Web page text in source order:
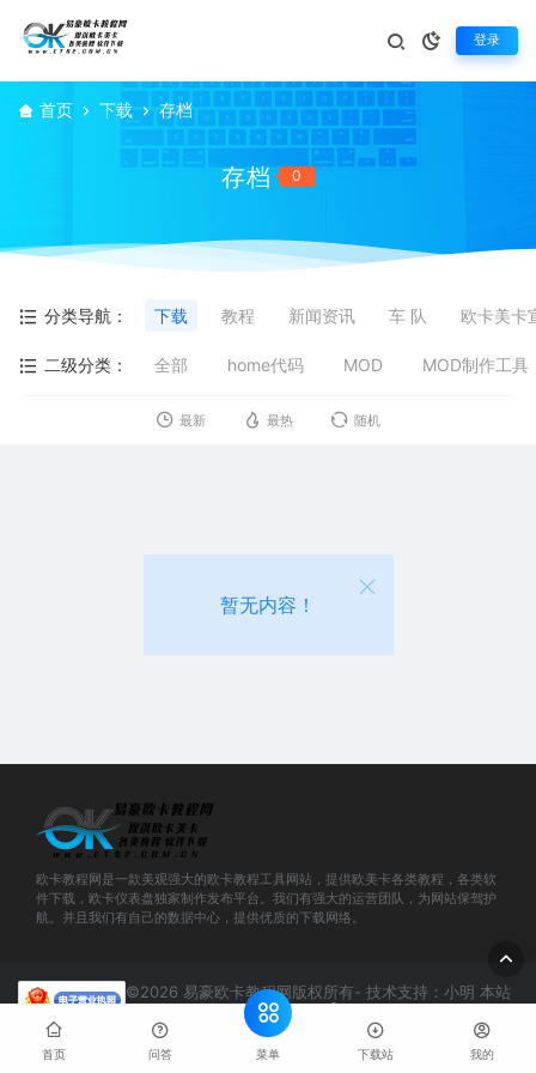
登录
首页 下载 存档
存档 0
分类导航： 下载 教程 新闻资讯 车 队 欧卡美卡
二级分类： 全部 home代码 MOD MOD制作工具
最新 最热 随机
暂无内容！
欧卡教程网是一款美观强大的欧卡教程工具网站，提供欧美卡各类教程，各类软
件下载，欧卡仪表盘独家制作发布平台。我们有强大的运营团队，为网站保驾护
航。并且我们有自己的数据中心，提供优质的下载网络。
©2026 易豪欧卡教程网版权所有- 技术支持：小明 本站
网站地图
37160202000582号
鲁ICP备2020036504号-12
首页 问答 菜单 下载站 我的